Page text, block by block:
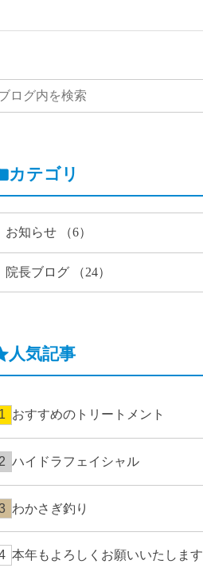
カテゴリ
お知らせ （6）
院長ブログ （24）
人気記事
おすすめのトリートメント
ハイドラフェイシャル
わかさぎ釣り
本年もよろしくお願いいたします